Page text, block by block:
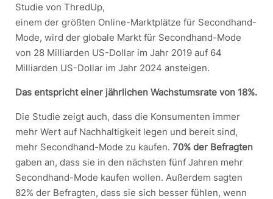
Studie von ThredUp,
einem der größten Online-Marktplätze für Secondhand-
Mode, wird der globale Markt für Secondhand-Mode
von 28 Milliarden US-Dollar im Jahr 2019 auf 64
Milliarden US-Dollar im Jahr 2024 ansteigen.
Das entspricht einer jährlichen Wachstumsrate von 18%.
Die Studie zeigt auch, dass die Konsumenten immer
mehr Wert auf Nachhaltigkeit legen und bereit sind,
mehr Secondhand-Mode zu kaufen. 70% der Befragten
gaben an, dass sie in den nächsten fünf Jahren mehr
Secondhand-Mode kaufen wollen. Außerdem sagten
82% der Befragten, dass sie sich besser fühlen, wenn